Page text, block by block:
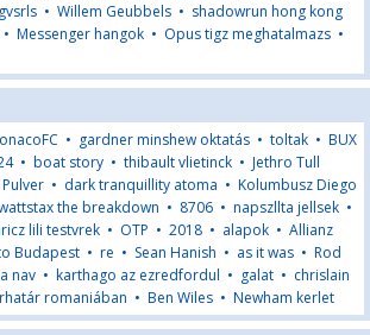
• Willem Geubbels • shadowrun hong kong
• Messenger hangok • Opus tigz meghatalmazs •
• gardner minshew oktatás • toltak • BUX
• boat story • thibault vlietinck • Jethro Tull
• dark tranquillity atoma • Kolumbusz Diego
the breakdown • 8706 • napszllta jellsek •
lili testvrek • OTP • 2018 • alapok • Allianz
Budapest • re • Sean Hanish • as it was • Rod
nav • karthago az ezredfordul • galat • chrislain
romaniában • Ben Wiles • Newham kerlet